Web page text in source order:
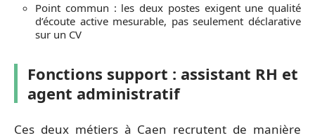
Point commun : les deux postes exigent une qualité
d’écoute active mesurable, pas seulement déclarative
sur un CV
Fonctions support : assistant RH et
agent administratif
Ces deux métiers à Caen recrutent de manière